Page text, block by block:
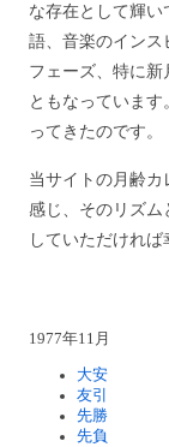
な存在として輝
語、音楽のインス
フェーズ、特に
ともなっていま
ってきたのです。
当サイトの月齢カ
感じ、そのリズ
していただければ
1977年11月
大安
友引
先勝
先負